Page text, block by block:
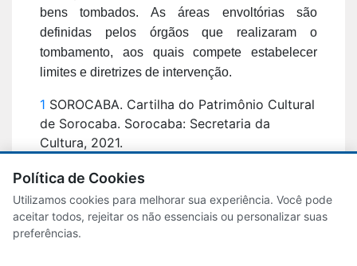
bens tombados. As áreas envoltórias são
definidas pelos órgãos que realizaram o
tombamento, aos quais compete estabelecer
limites e diretrizes de intervenção.
1 SOROCABA. Cartilha do Patrimônio Cultural
de Sorocaba. Sorocaba: Secretaria da
Cultura, 2021.
Atas de reuniões
Política de Cookies
Utilizamos cookies para melhorar sua experiência. Você pode
aceitar todos, rejeitar os não essenciais ou personalizar suas
preferências.